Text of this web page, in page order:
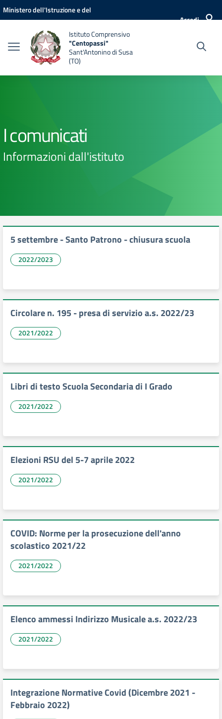
Vai ai contenuti
Vai al menu di navigazione
Vai al footer
Ministero dell'Istruzione e del
Accedi
Istituto Comprensivo
"Centopassi"
Sant'Antonino di Susa
(TO)
I comunicati
Informazioni dall'istituto
5 settembre - Santo Patrono - chiusura scuola
2022/2023
Circolare n. 195 - presa di servizio a.s. 2022/23
2021/2022
Libri di testo Scuola Secondaria di I Grado
2021/2022
Elezioni RSU del 5-7 aprile 2022
2021/2022
COVID: Norme per la prosecuzione dell'anno
scolastico 2021/22
2021/2022
Elenco ammessi Indirizzo Musicale a.s. 2022/23
2021/2022
Integrazione Normative Covid (Dicembre 2021 -
Febbraio 2022)